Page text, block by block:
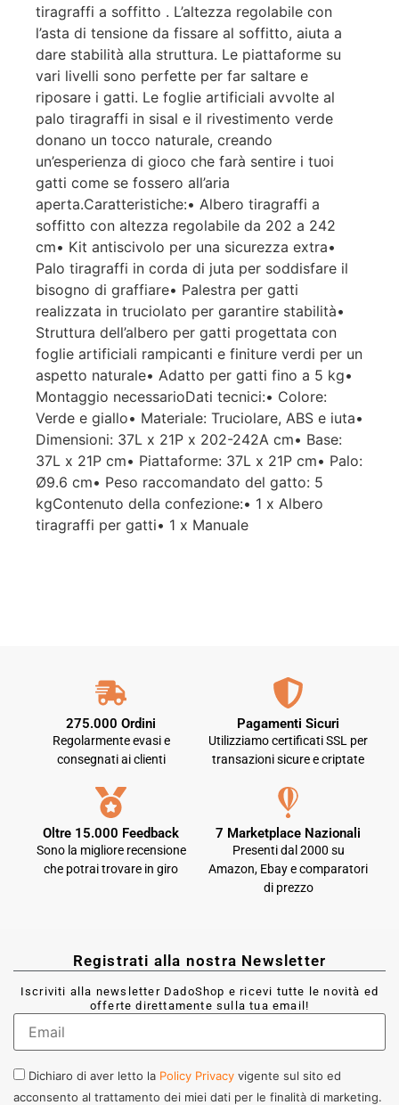
tiragraffi a soffitto . L’altezza regolabile con
l’asta di tensione da fissare al soffitto, aiuta a
dare stabilità alla struttura. Le piattaforme su
vari livelli sono perfette per far saltare e
riposare i gatti. Le foglie artificiali avvolte al
palo tiragraffi in sisal e il rivestimento verde
donano un tocco naturale, creando
un’esperienza di gioco che farà sentire i tuoi
gatti come se fossero all’aria
aperta.Caratteristiche:• Albero tiragraffi a
soffitto con altezza regolabile da 202 a 242
cm• Kit antiscivolo per una sicurezza extra•
Palo tiragraffi in corda di juta per soddisfare il
bisogno di graffiare• Palestra per gatti
realizzata in truciolato per garantire stabilità•
Struttura dell’albero per gatti progettata con
foglie artificiali rampicanti e finiture verdi per un
aspetto naturale• Adatto per gatti fino a 5 kg•
Montaggio necessarioDati tecnici:• Colore:
Verde e giallo• Materiale: Truciolare, ABS e iuta•
Dimensioni: 37L x 21P x 202-242A cm• Base:
37L x 21P cm• Piattaforme: 37L x 21P cm• Palo:
Ø9.6 cm• Peso raccomandato del gatto: 5
kgContenuto della confezione:• 1 x Albero
tiragraffi per gatti• 1 x Manuale
275.000 Ordini
Regolarmente evasi e
consegnati ai clienti
Pagamenti Sicuri
Utilizziamo certificati SSL per
transazioni sicure e criptate
Oltre 15.000 Feedback
Sono la migliore recensione
che potrai trovare in giro
7 Marketplace Nazionali
Presenti dal 2000 su
Amazon, Ebay e comparatori
di prezzo
Registrati alla nostra Newsletter
Iscriviti alla newsletter DadoShop e ricevi tutte le novità ed
offerte direttamente sulla tua email!
Dichiaro di aver letto la Policy Privacy vigente sul sito ed
acconsento al trattamento dei miei dati per le finalità di marketing.